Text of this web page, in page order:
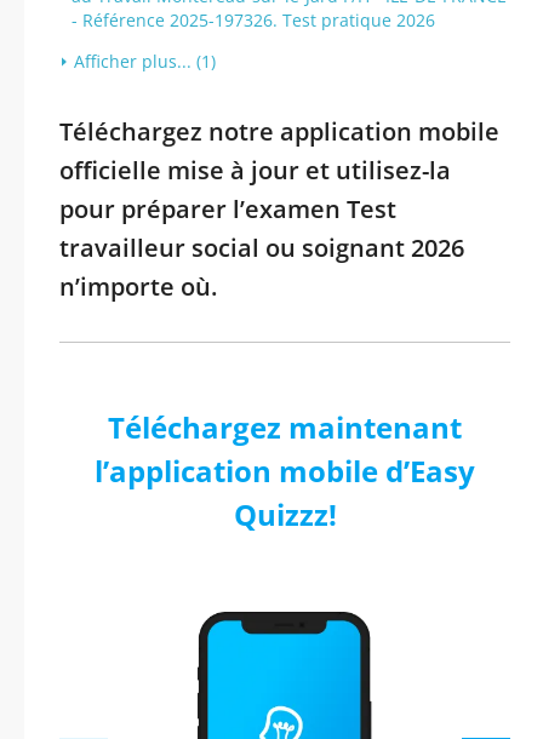
- Référence 2025-197326. Test pratique 2026
Afficher plus... (1)
Téléchargez notre application mobile
officielle mise à jour et utilisez-la
pour préparer l’examen Test
travailleur social ou soignant 2026
n’importe où.
Téléchargez maintenant
l’application mobile d’Easy
Quizzz!